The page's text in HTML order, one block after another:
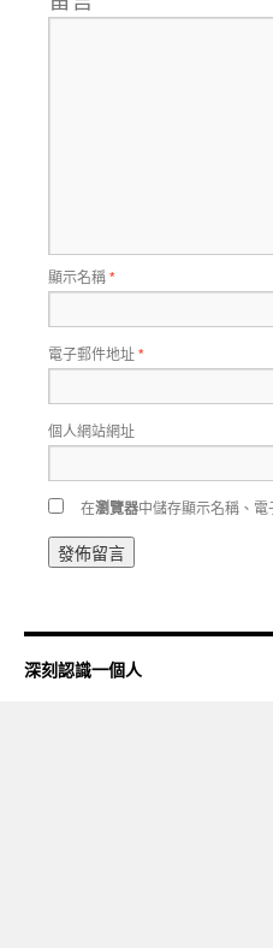
顯示名稱*
電子郵件地址*
個人網站網址
在瀏覽器中儲存顯示名稱、
深刻認識一個人